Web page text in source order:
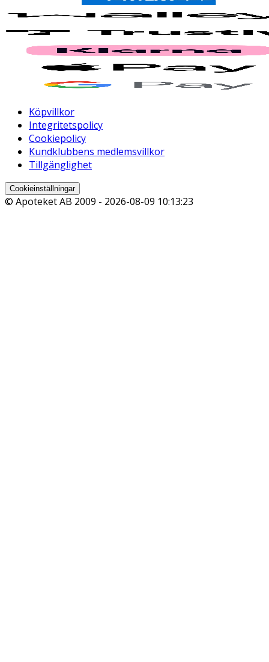
Köpvillkor
Integritetspolicy
Cookiepolicy
Kundklubbens medlemsvillkor
Tillgänglighet
Cookieinställningar
© Apoteket AB 2009 - 2026-08-09 10:13:23